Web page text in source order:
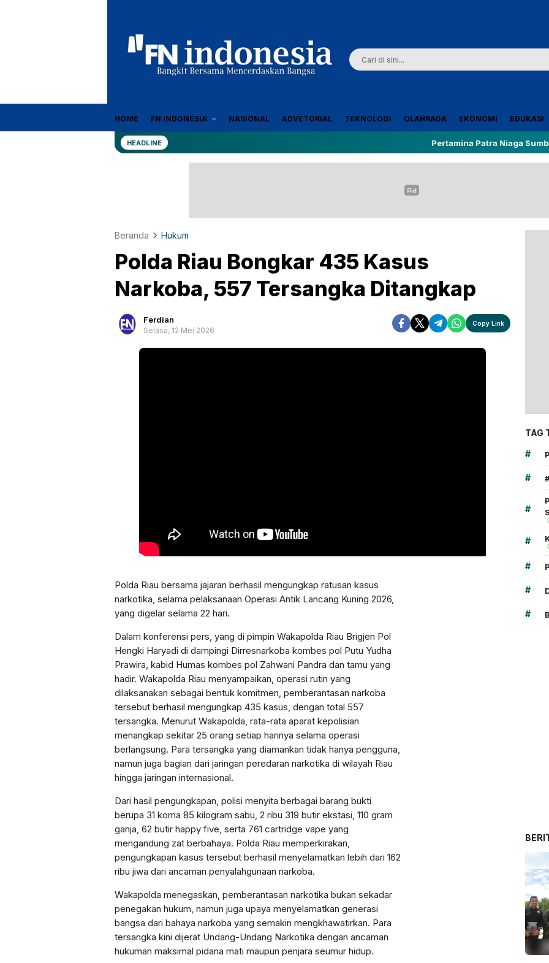
fn-indonesia.com
Sumber Referensi Terpercaya
HOME FN INDONESIA NASIONAL ADVETORIAL TEKNOLOGI OLAHRAGA EKONOMI EDUKASI
HEADLINE Pertamina Patra Niaga Sumbagut
Beranda Hukum
Polda Riau Bongkar 435 Kasus
Narkoba, 557 Tersangka Ditangkap
Ferdian
Selasa, 12 Mei 2026
Copy Link
Polda Riau bersama jajaran berhasil mengungkap ratusan kasus
narkotika, selama pelaksanaan Operasi Antik Lancang Kuning 2026,
yang digelar selama 22 hari.
Dalam konferensi pers, yang di pimpin Wakapolda Riau Brigjen Pol
Hengki Haryadi di dampingi Dirresnarkoba kombes pol Putu Yudha
Prawira, kabid Humas kombes pol Zahwani Pandra dan tamu yang
hadir. Wakapolda Riau menyampaikan, operasi rutin yang
dilaksanakan sebagai bentuk komitmen, pemberantasan narkoba
tersebut berhasil mengungkap 435 kasus, dengan total 557
tersangka. Menurut Wakapolda, rata-rata aparat kepolisian
menangkap sekitar 25 orang setiap harinya selama operasi
berlangsung. Para tersangka yang diamankan tidak hanya pengguna,
namun juga bagian dari jaringan peredaran narkotika di wilayah Riau
hingga jaringan internasional.
Dari hasil pengungkapan, polisi menyita berbagai barang bukti
berupa 31 koma 85 kilogram sabu, 2 ribu 319 butir ekstasi, 110 gram
ganja, 62 butir happy five, serta 761 cartridge vape yang
mengandung zat berbahaya. Polda Riau memperkirakan,
pengungkapan kasus tersebut berhasil menyelamatkan lebih dari 162
ribu jiwa dari ancaman penyalahgunaan narkoba.
Wakapolda menegaskan, pemberantasan narkotika bukan sekadar
penegakan hukum, namun juga upaya menyelamatkan generasi
bangsa dari bahaya narkoba yang semakin mengkhawatirkan. Para
tersangka kini dijerat Undang-Undang Narkotika dengan ancaman
hukuman maksimal pidana mati maupun penjara seumur hidup.
TAG
#
#
#
#
#
#
#